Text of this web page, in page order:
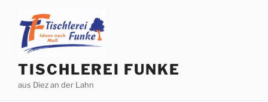
Inhalt
springen
TISCHLEREI FUNKE
aus Diez an der Lahn